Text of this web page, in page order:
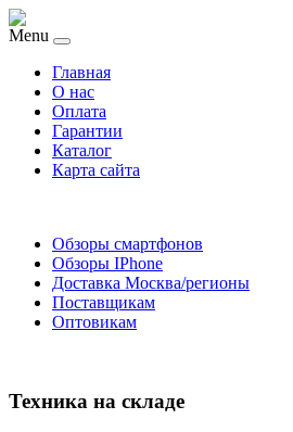
Menu
Главная
O нас
Оплата
Гарантии
Каталог
Карта сайта
Обзоры смартфонов
Обзоры IPhone
Доставка Москва/регионы
Поставщикам
Оптовикам
Техника на складе